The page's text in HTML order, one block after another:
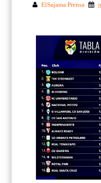
ElSajama Prensa